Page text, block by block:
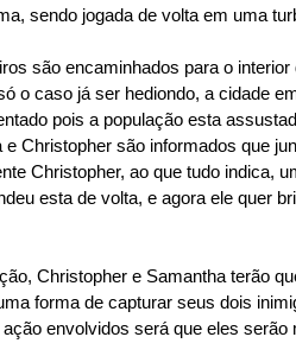
sendo jogada de volta em uma
são encaminhados para o
o caso já ser hediondo, a cidade
pois a população esta
Christopher são informados que
Christopher, ao que tudo indica,
esta de volta, e agora ele quer
Christopher e Samantha terão
forma de capturar seus dois
envolvidos será que eles serão